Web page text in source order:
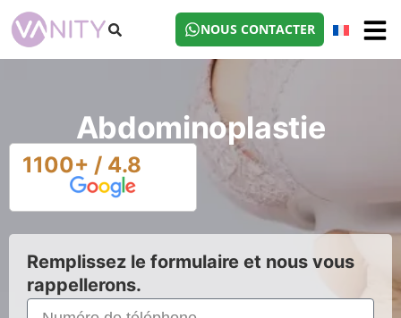
NOUS CONTACTER
Abdominoplastie
1100+ / 4.8
Remplissez le formulaire et nous vous
rappellerons.